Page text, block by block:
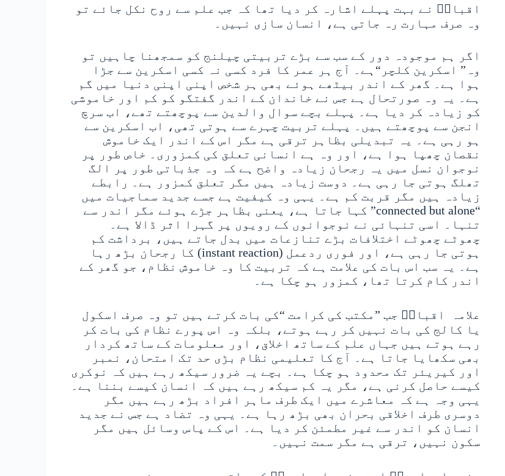
اقبالؒ نے بہت پہلے اشارہ کر دیا تھا کہ جب علم سے روح نکل جائے تو
وہ صرف مہارت رہ جاتی ہے، انسان سازی نہیں۔
اگر ہم موجودہ دور کے سب سے بڑے تربیتی چیلنج کو سمجھنا چاہیں تو
وہ” اسکرین کلچر“ہے۔ آج ہر عمر کا فرد کسی نہ کسی اسکرین سے جڑا
ہوا ہے۔ گھر کے اندر بیٹھے ہوئے بھی ہر شخص اپنی اپنی دنیا میں گم
ہے۔ یہ وہ صورتحال ہے جس نے خاندان کے اندر گفتگو کو کم اور خاموشی
کو زیادہ کر دیا ہے۔ پہلے بچے سوال والدین سے پوچھتے تھے، اب سرچ
انجن سے پوچھتے ہیں۔ پہلے تربیت چہرے سے ہوتی تھی، اب اسکرین سے
ہو رہی ہے۔ یہ تبدیلی بظاہر ترقی ہے مگر اس کے اندر ایک خاموش
نقصان چھپا ہوا ہے، اور وہ ہے انسانی تعلق کی کمزوری۔ خاص طور پر
نوجوان نسل میں یہ رجحان زیادہ واضح ہے کہ وہ جذباتی طور پر الگ
تھلگ ہوتی جا رہی ہے۔ دوست زیادہ ہیں مگر تعلق کمزور ہے۔ رابطے
زیادہ ہیں مگر قربت کم ہے۔ یہی وہ کیفیت ہے جسے جدید سماجیات میں
“connected but alone” کہا جاتا ہے، یعنی بظاہر جڑے ہوئے مگر اندر سے
تنہا۔ اسی تنہائی نے نوجوانوں کے رویوں پر گہرا اثر ڈالا ہے۔
چھوٹے چھوٹے اختلافات بڑے تنازعات میں بدل جاتے ہیں، برداشت کم
ہوتی جا رہی ہے، اور فوری ردعمل (instant reaction) کا رجحان بڑھ رہا
ہے۔ یہ سب اس بات کی علامت ہے کہ تربیت کا وہ خاموش نظام، جو گھر کے
اندر کام کرتا تھا، کمزور ہو چکا ہے۔
علامہ اقبالؒ جب ”مکتب کی کرامت “کی بات کرتے ہیں تو وہ صرف اسکول
یا کالج کی بات نہیں کر رہے ہوتے، بلکہ وہ اس پورے نظام کی بات کر
رہے ہوتے ہیں جہاں علم کے ساتھ اخلاق، اور معلومات کے ساتھ کردار
بھی سکھایا جاتا ہے۔ آج کا تعلیمی نظام بڑی حد تک امتحان، نمبر
اور کیریئر تک محدود ہو چکا ہے۔ بچے یہ ضرور سیکھ رہے ہیں کہ نوکری
کیسے حاصل کرنی ہے، مگر یہ کم سیکھ رہے ہیں کہ انسان کیسے بننا ہے۔
یہی وجہ ہے کہ معاشرے میں ایک طرف ماہر افراد بڑھ رہے ہیں مگر
دوسری طرف اخلاقی بحران بھی بڑھ رہا ہے۔ یہی وہ تضاد ہے جس نے جدید
انسان کو اندر سے غیر مطمئن کر دیا ہے۔ اس کے پاس وسائل ہیں مگر
سکون نہیں، ترقی ہے مگر سمت نہیں۔